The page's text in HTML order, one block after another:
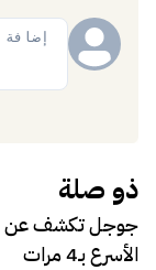
ذو صلة
الأسرع بـ4 مرات